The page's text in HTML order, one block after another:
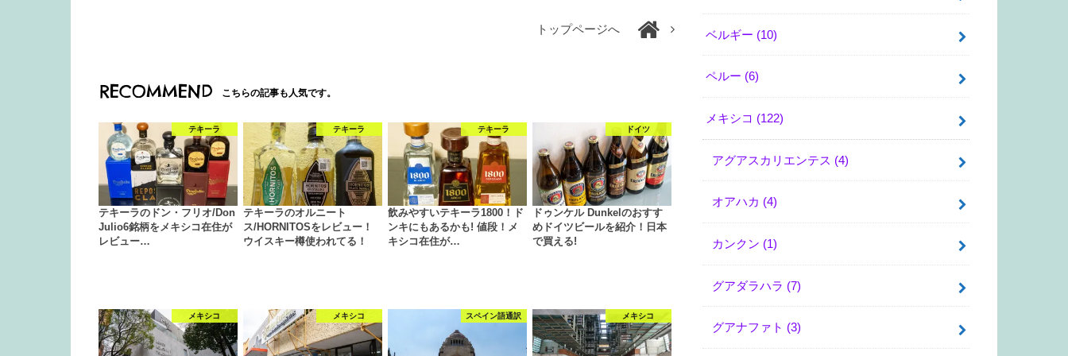
トップページへ
RECOMMEND こちらの記事も人気です。
テキーラ
テキーラのドン・フリオ/Don
Julio6銘柄をメキシコ在住が
レビュー…
テキーラ
テキーラのオルニート
ス/HORNITOSをレビュー！
ウイスキー樽使われてる！
テキーラ
飲みやすいテキーラ1800！ド
ンキにもあるかも! 値段！メ
キシコ在住が…
ドイツ
ドゥンケル Dunkelのおすす
めドイツビールを紹介！日本
で買える!
メキシコ メキシコ スペイン語通訳 メキシコ
ベルギー (10)
ペルー (6)
メキシコ (122)
アグアスカリエンテス (4)
オアハカ (4)
カンクン (1)
グアダラハラ (7)
グアナファト (3)